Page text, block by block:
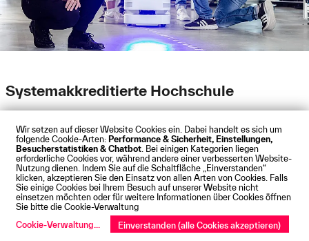
Wir setzen auf dieser Website Cookies ein. Dabei handelt es sich um
folgende Cookie-Arten: Performance & Sicherheit, Einstellungen,
Besucherstatistiken & Chatbot . Bei einigen Kategorien liegen
erforderliche Cookies vor, während andere einer verbesserten Website-
Nutzung dienen. Indem Sie auf die Schaltfläche „Einverstanden“
klicken, akzeptieren Sie den Einsatz von allen Arten von Cookies. Falls
Sie einige Cookies bei Ihrem Besuch auf unserer Website nicht
einsetzen möchten oder für weitere Informationen über Cookies öffnen
Sie bitte die Cookie-Verwaltung
Cookie-Verwaltung
Einverstanden (alle Cookies akzeptieren)
Systemakkreditierte Hochschule